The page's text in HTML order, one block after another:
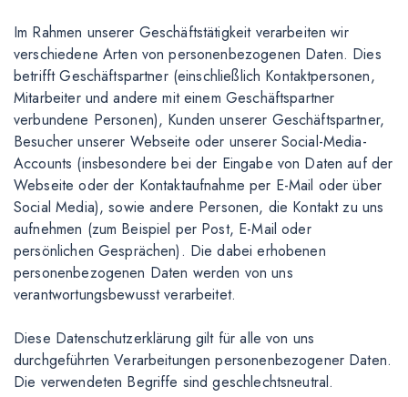
Im Rahmen unserer Geschäftstätigkeit verarbeiten wir
verschiedene Arten von personenbezogenen Daten. Dies
betrifft Geschäftspartner (einschließlich Kontaktpersonen,
Mitarbeiter und andere mit einem Geschäftspartner
verbundene Personen), Kunden unserer Geschäftspartner,
Besucher unserer Webseite oder unserer Social-Media-
Accounts (insbesondere bei der Eingabe von Daten auf der
Webseite oder der Kontaktaufnahme per E-Mail oder über
Social Media), sowie andere Personen, die Kontakt zu uns
aufnehmen (zum Beispiel per Post, E-Mail oder
persönlichen Gesprächen). Die dabei erhobenen
personenbezogenen Daten werden von uns
verantwortungsbewusst verarbeitet.
Diese Datenschutzerklärung gilt für alle von uns
durchgeführten Verarbeitungen personenbezogener Daten.
Die verwendeten Begriffe sind geschlechtsneutral.